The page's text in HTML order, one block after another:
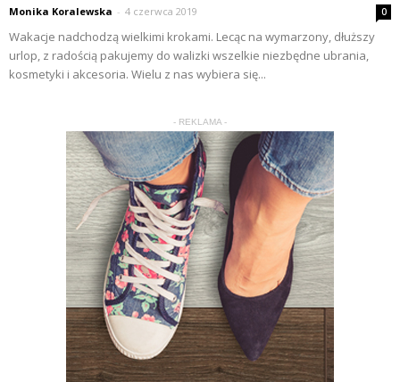
Monika Koralewska - 4 czerwca 2019 0
Wakacje nadchodzą wielkimi krokami. Lecąc na wymarzony, dłuższy
urlop, z radością pakujemy do walizki wszelkie niezbędne ubrania,
kosmetyki i akcesoria. Wielu z nas wybiera się...
- REKLAMA -